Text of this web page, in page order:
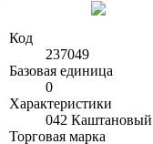
Код
237049
Базовая единица
0
Характеристики
042 Каштановый
Торговая марка